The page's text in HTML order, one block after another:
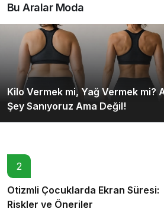
Bu Aralar Moda
Kilo Vermek mi, Yağ Vermek mi?
Şey Sanıyoruz Ama Değil!
2
Otizmli Çocuklarda Ekran Süresi:
Riskler ve Öneriler